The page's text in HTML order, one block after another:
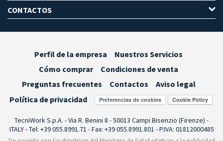
CONTACTOS
Perfil de la empresa
Nuestros Servicios
Cómo comprar
Condiciones de venta
Preguntas frecuentes
Contactos
Aviso legal
Política de privacidad
Preferencias de cookies
TecniWork S.p.A. - Via R. Benini 8 - 50013 Campi Bisenzio (Firenze) -
ITALY - Tel: +39 055.8991.71 - Fax: +39 055.8991.801 - P.IVA: 01812000485